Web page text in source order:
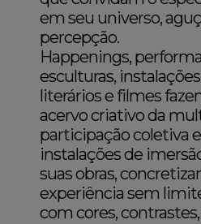
em seu universo,
percepção.
Happenings,
esculturas,
literários e filmes
acervo criativo da
participação coletiva
instalações de
suas obras,
experiência sem
com cores,